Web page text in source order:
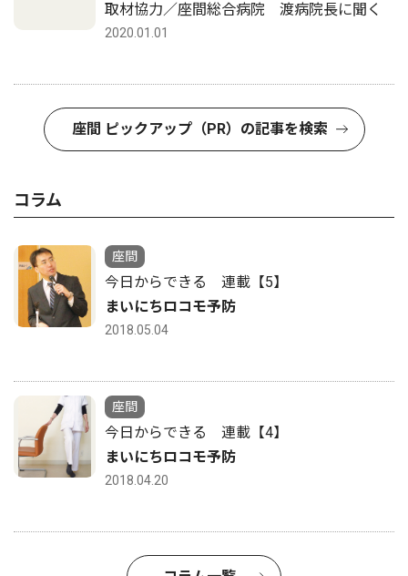
取材協力／座間総合病院 渡病院長に聞く
2020.01.01
座間 ピックアップ（PR）の記事を検索
コラム
座間
今日からできる 連載【5】
まいにちロコモ予防
2018.05.04
座間
今日からできる 連載【4】
まいにちロコモ予防
2018.04.20